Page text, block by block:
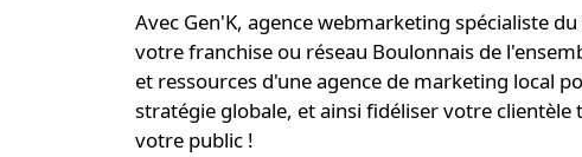
Avec Gen'K, agence webmarketing spécialiste
votrefranchise ou réseau Boulonnais de
et ressources d'uneagence de marketing local
stratégie globale, et ainsi fidéliservotre clientèle
votre public !